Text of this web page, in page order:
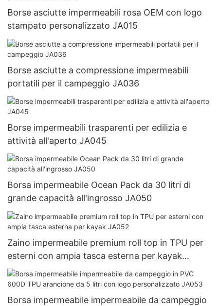
Borse asciutte impermeabili rosa OEM con logo
stampato personalizzato JA015
Borse asciutte a compressione impermeabili
portatili per il campeggio JA036
Borse impermeabili trasparenti per edilizia e
attività all'aperto JA045
Borsa impermeabile Ocean Pack da 30 litri di
grande capacità all'ingrosso JA050
Zaino impermeabile premium roll top in TPU per
esterni con ampia tasca esterna per kayak
JA052
Borsa impermeabile impermeabile da campeggio